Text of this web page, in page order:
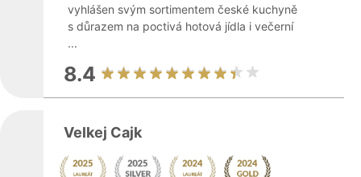
vyhlášen svým sortimentem české kuchyně
s důrazem na poctivá hotová jídla i večerní
...
8.4
Velkej Cajk